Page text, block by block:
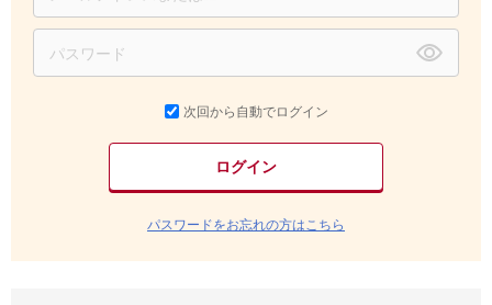
次回から自動でログイン
パスワードをお忘れの方はこちら